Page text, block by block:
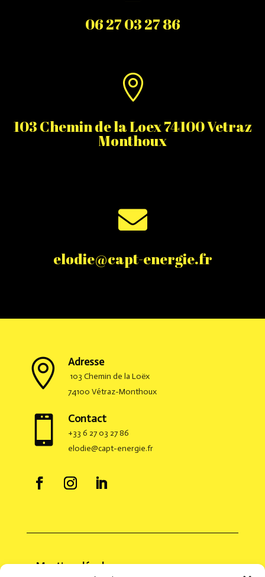
06 27 03 27 86

103 Chemin de la Loex 74100 Vetraz
Monthoux

elodie@capt-energie.fr
 Adresse
103 Chemin de la Loëx
74100 Vétraz-Monthoux
 Contact
+33 6 27 03 27 86
elodie@capt-energie.fr
Mentions légales